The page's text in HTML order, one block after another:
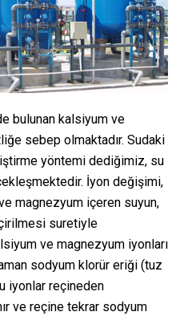
bulunan kalsiyum ve
sebep olmaktadır. Sudaki
yöntemi dediğimiz, su
İyon değişimi,
magnezyum içeren suyun,
suretiyle
ve magnezyum iyonları
sodyum klorür eriği (tuz
iyonlar reçineden
ve reçine tekrar sodyum